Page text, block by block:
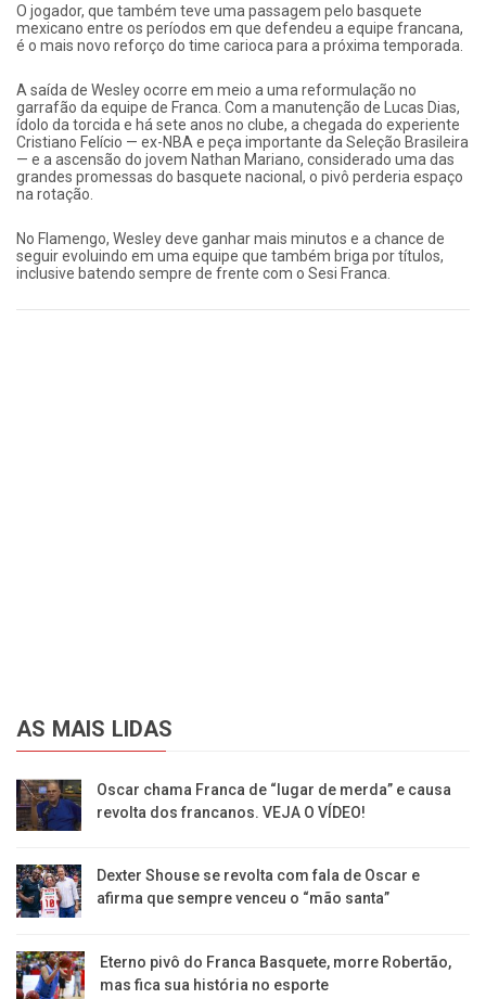
O jogador, que também teve uma passagem pelo basquete
mexicano entre os períodos em que defendeu a equipe francana,
é o mais novo reforço do time carioca para a próxima temporada.
A saída de Wesley ocorre em meio a uma reformulação no
garrafão da equipe de Franca. Com a manutenção de Lucas Dias,
ídolo da torcida e há sete anos no clube, a chegada do experiente
Cristiano Felício — ex-NBA e peça importante da Seleção Brasileira
— e a ascensão do jovem Nathan Mariano, considerado uma das
grandes promessas do basquete nacional, o pivô perderia espaço
na rotação.
No Flamengo, Wesley deve ganhar mais minutos e a chance de
seguir evoluindo em uma equipe que também briga por títulos,
inclusive batendo sempre de frente com o Sesi Franca.
AS MAIS LIDAS
Oscar chama Franca de “lugar de merda” e causa
revolta dos francanos. VEJA O VÍDEO!
Dexter Shouse se revolta com fala de Oscar e
afirma que sempre venceu o “mão santa”
Eterno pivô do Franca Basquete, morre Robertão,
mas fica sua história no esporte